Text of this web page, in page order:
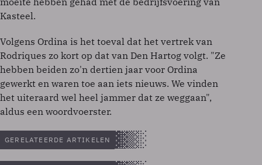
Kasteel.
Volgens Ordina is het toeval dat het vertrek van
Rodriques zo kort op dat van Den Hartog volgt. "Ze
hebben beiden zo'n dertien jaar voor Ordina
gewerkt en waren toe aan iets nieuws. We vinden
het uiteraard wel heel jammer dat ze weggaan",
aldus een woordvoerster.
GERELATEERDE ARTIKELEN